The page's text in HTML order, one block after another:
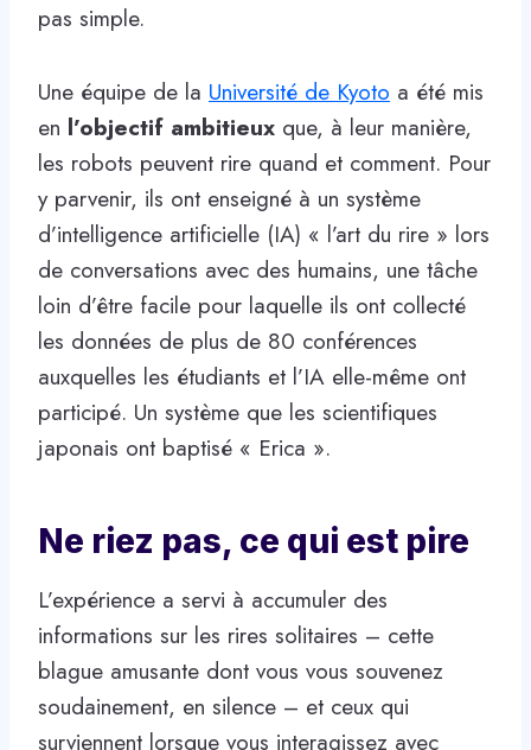
pas simple.
Une équipe de la Université de Kyoto a été mis
en l’objectif ambitieux que, à leur manière,
les robots peuvent rire quand et comment. Pour
y parvenir, ils ont enseigné à un système
d’intelligence artificielle (IA) « l’art du rire » lors
de conversations avec des humains, une tâche
loin d’être facile pour laquelle ils ont collecté
les données de plus de 80 conférences
auxquelles les étudiants et l’IA elle-même ont
participé. Un système que les scientifiques
japonais ont baptisé « Erica ».
Ne riez pas, ce qui est pire
L’expérience a servi à accumuler des
informations sur les rires solitaires – cette
blague amusante dont vous vous souvenez
soudainement, en silence – et ceux qui
surviennent lorsque vous interagissez avec